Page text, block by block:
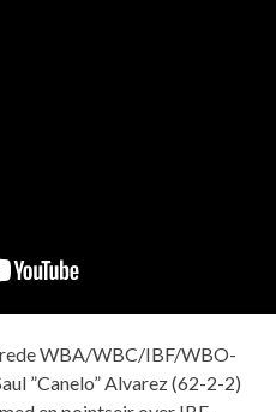
WBA/WBC/IBF/WBO-
”Canelo” Alvarez (62-2-2)